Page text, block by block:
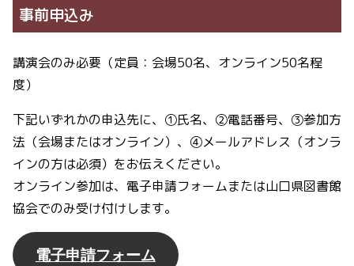
事前申込み
講演会のみ必要（定員：会場50名、オンライン50名程
度）
下記いずれかの申込先に、①氏名、②電話番号、③参加方
法（会場またはオンライン）、④メールアドレス（オンラ
インの方は必須）をお伝えください。
オンライン参加は、電子申請フォームまたは山口県図書館
協会でのみ受け付けします。
電子申請フォーム